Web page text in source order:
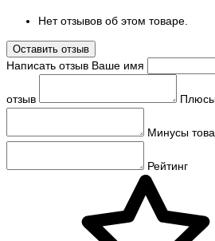
Нет отзывов об этом товаре.
Оставить отзыв
Написать отзыв Ваше имя
отзыв
Минусы
Рейтинг